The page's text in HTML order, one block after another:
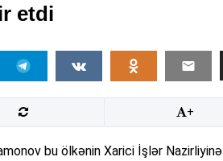
etdi
+
bu ölkənin Xarici İşlər Nazirliyinə